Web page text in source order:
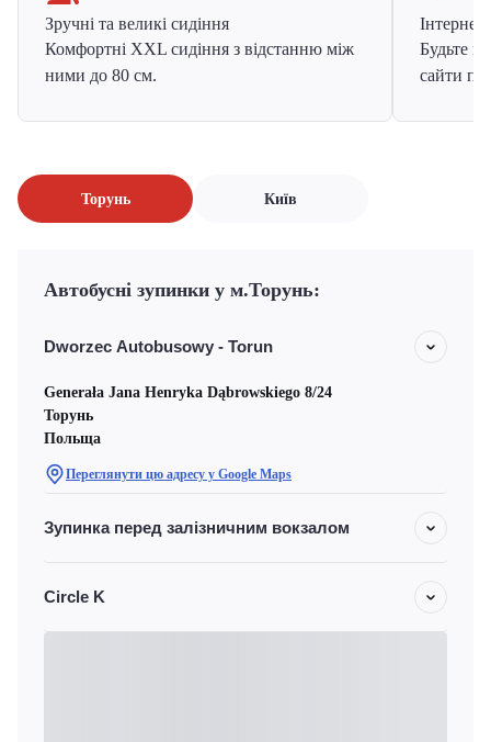
Зручні та великі сидіння
Комфортні XXL сидіння з відстанню між
ними до 80 см.
Інтернет
Будьте
сайти
Торунь Київ
Автобусні зупинки у м.Торунь:
Dworzec Autobusowy - Torun
Generała Jana Henryka Dąbrowskiego 8/24
Торунь
Польща
Переглянути цю адресу у Google Maps
Зупинка перед залізничним вокзалом
Circle K